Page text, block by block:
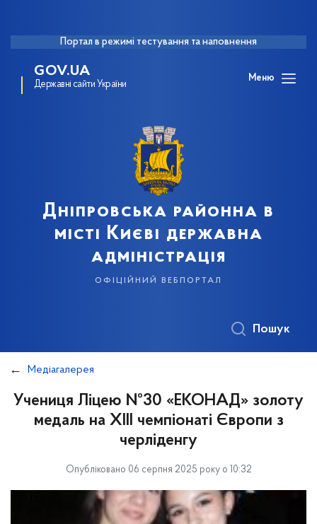
Портал в режимі тестування та наповнення
GOV.UA
Державні сайти України
Меню
Дніпровська районна в
місті Києві державна
адміністрація
офіційний вебпортал
Пошук
Медіагалерея
Учениця Ліцею №30 «ЕКОНАД» золоту
медаль на XIII чемпіонаті Європи з
черліденгу
Опубліковано 06 серпня 2025 року о 10:32